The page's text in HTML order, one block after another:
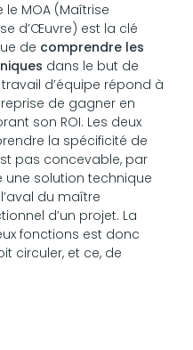
MOA (Maîtrise
d’Œuvre) est la clé
de comprendre les
dans le but de
d’équipe répond à
de gagner en
son ROI. Les deux
la spécificité de
pas concevable, par
une solution technique
du maître
d’un projet. La
fonctions est donc
circuler, et ce, de